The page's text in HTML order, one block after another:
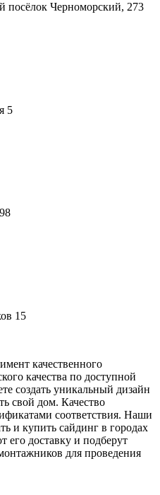
посёлок Черноморский, 273
5
15
качественного
качества по доступной
создать уникальный дизайн
свой дом. Качество
соответствия. Наши
и купить сайдинг в городах
доставку и подберут
для проведения